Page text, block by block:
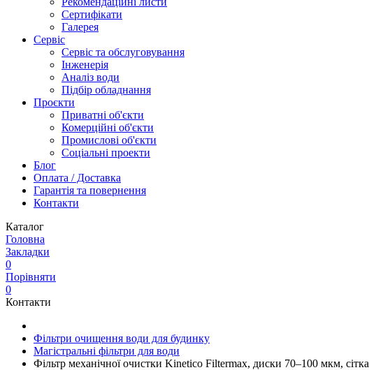
Сертифікати
Галерея
Сервіс
Сервіс та обслуговування
Інженерія
Аналіз води
Підбір обладнання
Проєкти
Приватні об'єкти
Комерційні об'єкти
Промислові об'єкти
Соціальні проекти
Блог
Оплата / Доставка
Гарантія та повернення
Контакти
Каталог
Головна
Закладки
0
Порівняти
0
Контакти
Фільтри очищення води для будинку
Магістральні фільтри для води
Фільтр механічної очистки Kinetico Filtermax, диски 70–100 мкм,